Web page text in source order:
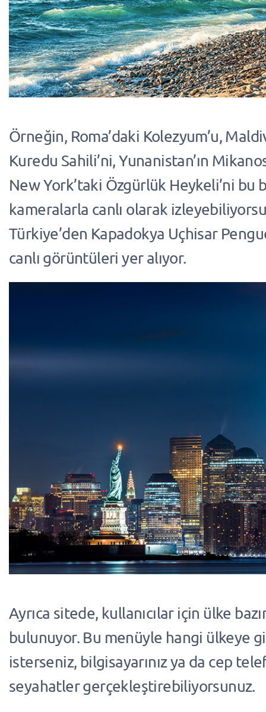
Örneğin, Roma’daki Kolezyum’u,
Kuredu Sahili’ni, Yunanistan’ın
New York’taki Özgürlük Heykeli’ni bu
kameralarla canlı olarak
Türkiye’den Kapadokya Uçhisar
canlı görüntüleri yer alıyor.
Ayrıca sitede, kullanıcılar için ülke
bulunuyor. Bu menüyle hangi ülkeye
isterseniz, bilgisayarınız ya da cep
seyahatler gerçekleştirebiliyorsunuz.